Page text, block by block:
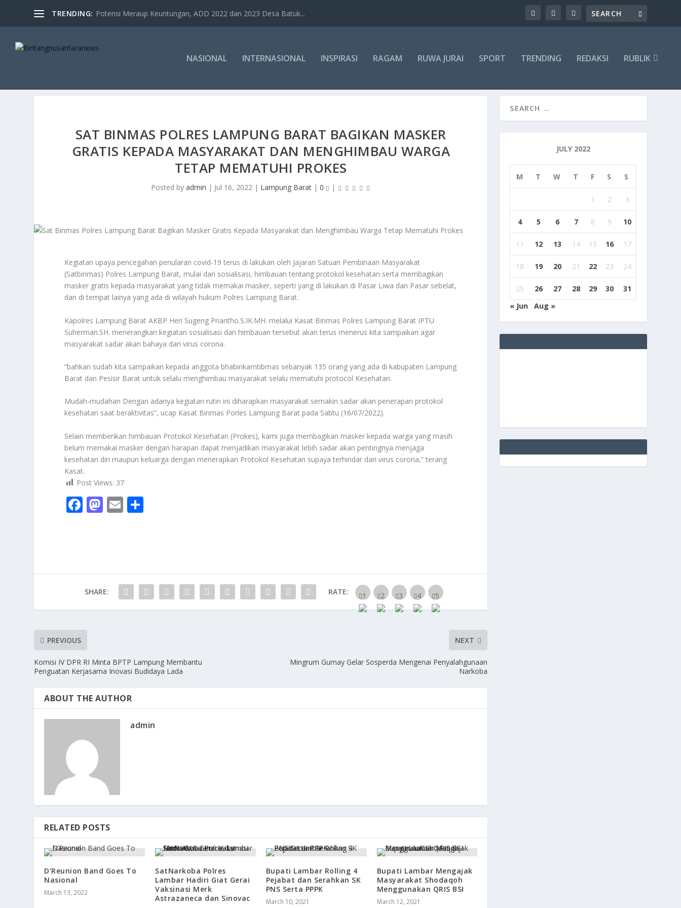
TRENDING: Potensi Meraup Keuntungan, ADD 2022 dan 2023 Desa Batuk...
NASIONAL INTERNASIONAL INSPIRASI RAGAM RUWA JURAI SPORT TRENDING REDAKSI RUBLIK
SAT BINMAS POLRES LAMPUNG BARAT BAGIKAN MASKER
GRATIS KEPADA MASYARAKAT DAN MENGHIMBAU WARGA
TETAP MEMATUHI PROKES
Posted by admin | Jul 16, 2022| Lampung Barat| 0 |
Kegiatan upaya pencegahan penularan covid-19 terus di lakukan oleh Jajaran Satuan Pembinaan Masyarakat
(Satbinmas) Polres Lampung Barat, mulai dari sosialisasi, himbauan tentang protokol kesehatan serta membagikan
masker gratis kepada masyarakat yang tidak memakai masker, seperti yang di lakukan di Pasar Liwa dan Pasar sebelat,
dan di tempat lainya yang ada di wilayah hukum Polres Lampung Barat.
Kapolres Lampung Barat AKBP Heri Sugeng Priantho.S.IK.MH. melalui Kasat Binmas Polres Lampung Barat IPTU
Suherman.SH. menerangkan kegiatan sosialisasi dan himbauan tersebut akan terus menerus kita sampaikan agar
masyarakat sadar akan bahaya dari virus corona.
“bahkan sudah kita sampaikan kepada anggota bhabinkamtibmas sebanyak 135 orang yang ada di kabupaten Lampung
Barat dan Pesisir Barat untuk selalu menghimbau masyarakat selalu mematuhi protocol Kesehatan.
Mudah-mudahan Dengan adanya kegiatan rutin ini diharapkan masyarakat semakin sadar akan penerapan protokol
kesehatan saat beraktivitas”, ucap Kasat Binmas Porles Lampung Barat pada Sabtu (16/07/2022).
Selain memberikan himbauan Protokol Kesehatan (Prokes), kami juga membagikan masker kepada warga yang masih
belum memakai masker dengan harapan dapat menjadikan masyarakat lebih sadar akan pentingnya menjaga
kesehatan diri maupun keluarga dengan menerapkan Protokol Kesehatan supaya terhindar dari virus corona,” terang
Kasat.
Post Views: 37
F
o
o
k
M
o
n
E
SHARE: RATE:
PREVIOUS
Komisi IV DPR RI Minta BPTP Lampung Membantu
Penguatan Kerjasama Inovasi Budidaya Lada
NEXT
Mingrum Gumay Gelar Sosperda Mengenai Penyalahgunaan
Narkoba
ABOUT THE AUTHOR
admin
RELATED POSTS
D’Reunion Band Goes To
Nasional
March 13, 2022
SatNarkoba Polres
Lambar Hadiri Giat Gerai
Vaksinasi Merk
Astrazaneca dan Sinovac
Bupati Lambar Rolling 4
Pejabat dan Serahkan SK
PNS Serta PPPK
March 10, 2021
Bupati Lambar Mengajak
Masyarakat Shodaqoh
Menggunakan QRIS BSI
March 12, 2021
JULY 2022
M T W T F S S
1 2 3
4 5 6 7 8 9 10
11 12 13 14 15 16 17
18 19 20 21 22 23 24
25 26 27 28 29 30
31
« Jun
Aug »